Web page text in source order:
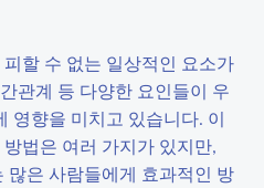
할 수 없는 일상적인 요소가
관계 등 다양한 요인들이 우
영향을 미치고 있습니다. 이
법은 여러 가지가 있지만,
많은 사람들에게 효과적인 방